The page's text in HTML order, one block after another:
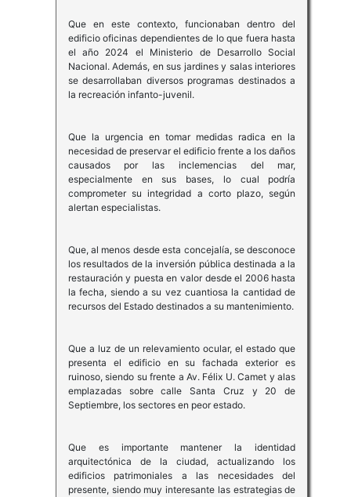
Que en este contexto, funcionaban dentro del
edificio oficinas dependientes de lo que fuera hasta
el año 2024 el Ministerio de Desarrollo Social
Nacional. Además, en sus jardines y salas interiores
se desarrollaban diversos programas destinados a
la recreación infanto-juvenil.
Que la urgencia en tomar medidas radica en la
necesidad de preservar el edificio frente a los daños
causados por las inclemencias del mar,
especialmente en sus bases, lo cual podría
comprometer su integridad a corto plazo, según
alertan especialistas.
Que, al menos desde esta concejalía, se desconoce
los resultados de la inversión pública destinada a la
restauración y puesta en valor desde el 2006 hasta
la fecha, siendo a su vez cuantiosa la cantidad de
recursos del Estado destinados a su mantenimiento.
Que a luz de un relevamiento ocular, el estado que
presenta el edificio en su fachada exterior es
ruinoso, siendo su frente a Av. Félix U. Camet y alas
emplazadas sobre calle Santa Cruz y 20 de
Septiembre, los sectores en peor estado.
Que es importante mantener la identidad
arquitectónica de la ciudad, actualizando los
edificios patrimoniales a las necesidades del
presente, siendo muy interesante las estrategias de